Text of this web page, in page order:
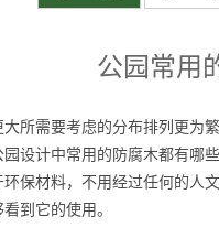
公园常用
所需要考虑的分布排列更
设计中常用的防腐木都有哪
保材料，不用经过任何的
到它的使用。